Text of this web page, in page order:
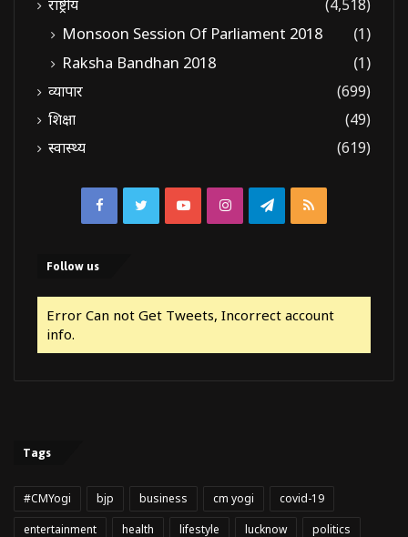
राष्ट्रीय
(4,518)
Monsoon Session Of Parliament 2018
(1)
Raksha Bandhan 2018
(1)
व्यापार
(699)
शिक्षा
(49)
स्वास्थ्य
(619)
FacebookTwitterYouTubeInstagramTelegram
RSS
Follow us
Error Can not Get Tweets, Incorrect account
info.
Tags
#CMYogi bjp business cm yogi
covid-19
entertainment
health lifestyle lucknow politics